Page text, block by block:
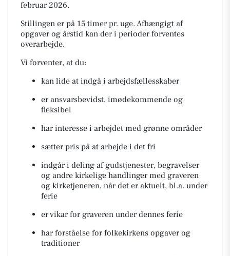
februar 2026.
Stillingen er på 15 timer pr. uge. Afhængigt af
opgaver og årstid kan der i perioder forventes
overarbejde.
Vi forventer, at du:
kan lide at indgå i arbejdsfællesskaber
er ansvarsbevidst, imødekommende og
fleksibel
har interesse i arbejdet med grønne områder
sætter pris på at arbejde i det fri
indgår i deling af gudstjenester, begravelser
og andre kirkelige handlinger med graveren
og kirketjeneren, når det er aktuelt, bl.a. under
ferie
er vikar for graveren under dennes ferie
har forståelse for folkekirkens opgaver og
traditioner